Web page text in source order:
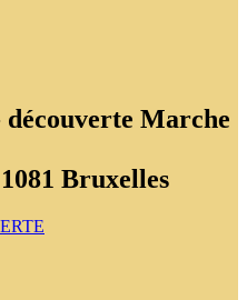
découverte Marche
Bruxelles